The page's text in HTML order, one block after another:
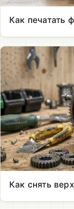
Как печатать
Как снять